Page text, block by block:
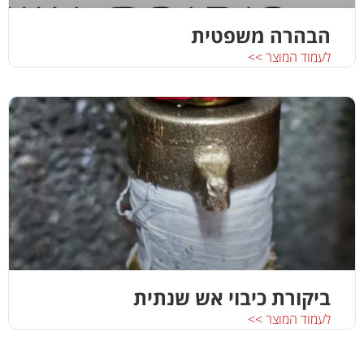
הבהרה משפטית
לעמוד המוצר >>
ביקורת כיבוי אש שנתית
לעמוד המוצר >>